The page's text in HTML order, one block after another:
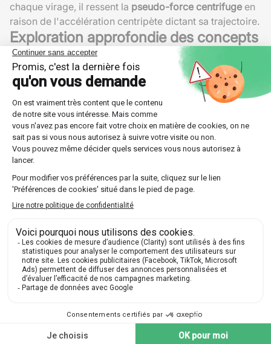
chaque virage, il ressent la pseudo-force centrifuge en
raison de l'accélération centripète dictant sa trajectoire.
Exploration approfondie des concepts
physiques
Plongeons plus profondément dans les relations entre
ces différentes forces et mouvements auprès de
quelques notions avancées.
Composantes tangentielles et radiales
Une compréhension détaillée passe par la distinction
entre les composantes tangentielles et radiales de la
vitesse et de l'accélération. Dans le contexte du
mouvement circulaire uniforme, l' accélération
centripètes'applique radialement, tandis que la
composante tangentielle de l'accélération concerne
Approche vectorielle du mouvement
circulaire
L'étude du mouvement circulaire utilise une approche
vectorielle pour représenter les quantités physiques
impliquées. Par exemple, le
direction malgré une vélocité constante, en raison de la
force centripète agissant toujours perpendiculairement